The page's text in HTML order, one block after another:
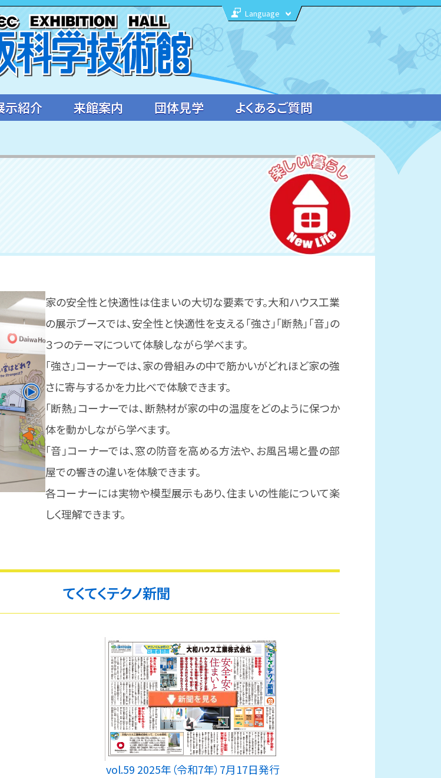
Language
示紹介 来館案内 団体見学 よくあるご質問
家の安全性と快適性は住まいの大切な要素です。大和ハウス工業
の展示ブースでは、安全性と快適性を支える「強さ」「断熱」「音」の
３つのテーマについて体験しながら学べます。
「強さ」コーナーでは、家の骨組みの中で筋かいがどれほど家の強
さに寄与するかを力比べで体験できます。
「断熱」コーナーでは、断熱材が家の中の温度をどのように保つか
体を動かしながら学べます。
「音」コーナーでは、窓の防音を高める方法や、お風呂場と畳の部
屋での響きの違いを体験できます。
各コーナーには実物や模型展示もあり、住まいの性能について楽
しく理解できます。
てくてくテクノ新聞
vol.59 2025年（令和7年）7月17日発行